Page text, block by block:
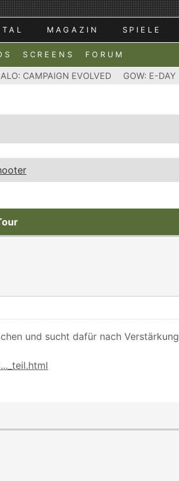
MAGAZIN SPIELE
SCREENS FORUM
CAMPAIGN EVOLVED GOW: E-DAY
und sucht dafür nach Verstärkung